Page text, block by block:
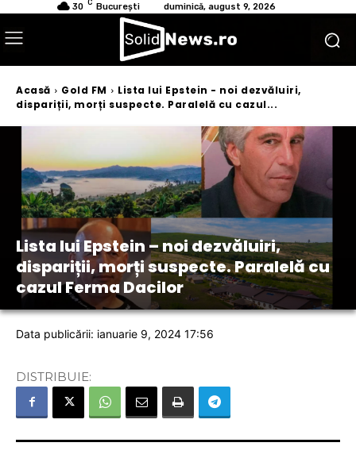
30 C București duminică, august 9, 2026
Acasă Gold FM
Lista lui Epstein - noi dezvăluiri,
dispariții, morți suspecte. Paralelă cu cazul...
Lista lui Epstein – noi dezvăluiri,
dispariții, morți suspecte. Paralelă cu
cazul Ferma Dacilor
Data publicării: ianuarie 9, 2024 17:56
DISTRIBUIE: